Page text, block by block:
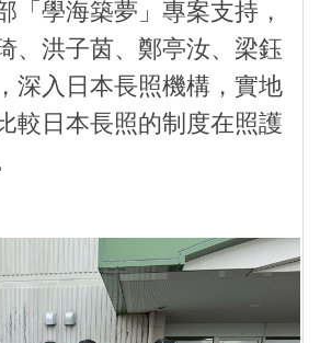
「學海築夢」專案支持，
、洪子茵、鄭亭汝、梁鈺
深入日本長照機構，實地
較日本長照的制度在照護